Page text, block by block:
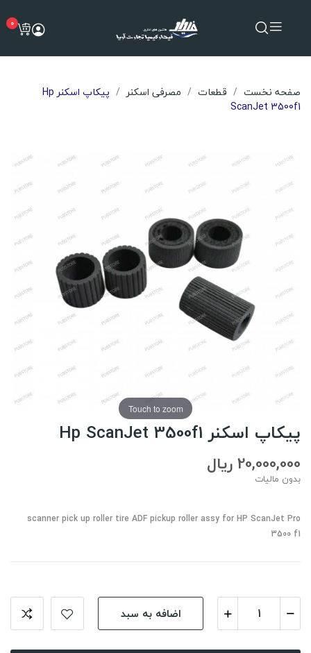
0
صفحه نخست قطعات مصرفی اسکنر
پیکاپ اسکنر Hp
ScanJet 3500f1
Touch to zoom
پیکاپ اسکنر Hp ScanJet 3500f1
20,000,000 ریال
بدون مالیات
scanner pick up roller tire ADF pickup roller assy for HP ScanJet Pro
3500 f1
اضافه به سبد